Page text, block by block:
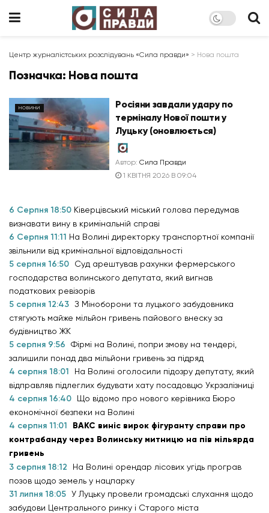
Центр журналістських розслідувань «Сила правди» > Нова пошта
Позначка: Нова пошта
НОВИНИ
Росіяни завдали удару по
терміналу Нової пошти у
Луцьку (оновлюється)
Автор: Сила Правди
1 КВІТНЯ 2026 В 09:04
6 Серпня 18:50 Ківерцівський міський голова передумав
визнавати вину в кримінальній справі
6 Серпня 11:11 На Волині директорку транспортної компанії
звільнили від кримінальної відповідальності
5 серпня 16:50
Суд арештував рахунки фермерського
господарства волинського депутата, який вигнав
податкових ревізорів
5 серпня 12:43 З Міноборони та луцького забудовника
стягують майже мільйон гривень пайового внеску за
будівництво ЖК
5 серпня 9:56
Фірмі на Волині, попри змову на тендері,
залишили понад два мільйони гривень за підряд
4 серпня 18:01
На Волині оголосили підозру депутату, який
відправляв підлеглих будувати хату посадовцю Укрзалізниці
4 серпня 16:40
Що відомо про нового керівника Бюро
економічної безпеки на Волині
4 серпня 11:01
ВАКС виніс вирок фігуранту справи про
контрабанду через Волинську митницю на пів мільярда
гривень
3 серпня 18:12
На Волині орендар лісових угідь програв
позов щодо земель у нацпарку
31 липня 18:05 У Луцьку провели громадські слухання щодо
забудови Центрального ринку і Старого міста